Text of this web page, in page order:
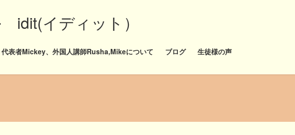
idit(イディット）
代表者Mickey、外国人講師Rusha,Mikeについて ブログ 生徒様の声